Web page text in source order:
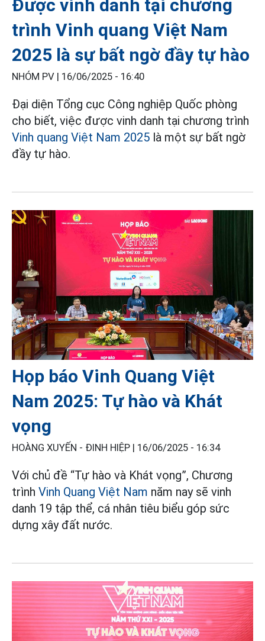
Được vinh danh tại chương
trình Vinh quang Việt Nam
2025 là sự bất ngờ đầy tự hào
NHÓM PV | 16/06/2025 - 16:40
Đại diện Tổng cục Công nghiệp Quốc phòng
cho biết, việc được vinh danh tại chương trình
Vinh quang Việt Nam 2025 là một sự bất ngờ
đầy tự hào.
Họp báo Vinh Quang Việt
Nam 2025: Tự hào và Khát
vọng
HOÀNG XUYẾN - ĐINH HIỆP | 16/06/2025 - 16:34
Với chủ đề “Tự hào và Khát vọng”, Chương
trình Vinh Quang Việt Nam năm nay sẽ vinh
danh 19 tập thể, cá nhân tiêu biểu góp sức
dựng xây đất nước.